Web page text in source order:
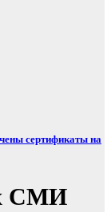
сертификаты на